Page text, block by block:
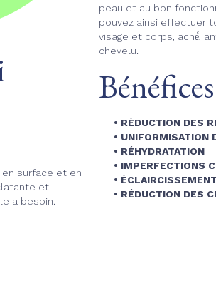
surface et en
et
a besoin.
peau et au bon
pouvez ainsi effectuer
visage et corps, acné́,
chevelu.
Bénéfices
• RÉDUCTION DES
• UNIFORMISATION
• RÉHYDRATATION
• IMPERFECTIONS
•
• RÉDUCTION DES